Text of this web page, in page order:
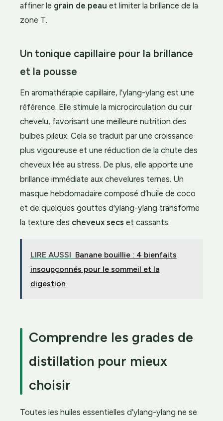
affiner le grain de peau et limiter la brillance de la
zone T.
Un tonique capillaire pour la brillance
et la pousse
En aromathérapie capillaire, l’ylang-ylang est une
référence. Elle stimule la microcirculation du cuir
chevelu, favorisant une meilleure nutrition des
bulbes pileux. Cela se traduit par une croissance
plus vigoureuse et une réduction de la chute des
cheveux liée au stress. De plus, elle apporte une
brillance immédiate aux chevelures ternes. Un
masque hebdomadaire composé d’huile de coco
et de quelques gouttes d’ylang-ylang transforme
la texture des cheveux secs et cassants.
LIRE AUSSI Banane bouillie : 4 bienfaits
insoupçonnés pour le sommeil et la
digestion
Comprendre les grades de
distillation pour mieux
choisir
Toutes les huiles essentielles d’ylang-ylang ne se